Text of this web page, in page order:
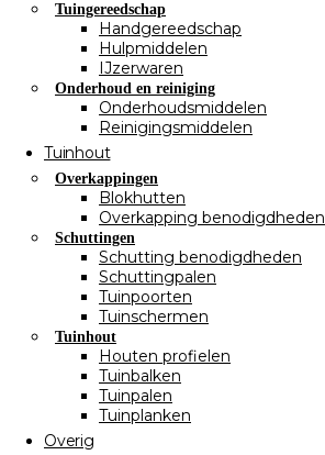
Tuingereedschap
Handgereedschap
Hulpmiddelen
IJzerwaren
Onderhoud en reiniging
Onderhoudsmiddelen
Reinigingsmiddelen
Tuinhout
Overkappingen
Blokhutten
Overkapping benodigdheden
Schuttingen
Schutting benodigdheden
Schuttingpalen
Tuinpoorten
Tuinschermen
Tuinhout
Houten profielen
Tuinbalken
Tuinpalen
Tuinplanken
Overig